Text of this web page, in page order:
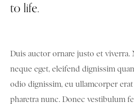
to life.
Duis auctor ornare justo et viverra.
neque eget, eleifend dignissim
odio dignissim, eu ullamcorper
pharetra nunc. Donec vestibulum